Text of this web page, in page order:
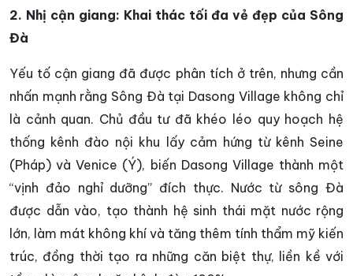
2. Nhị cận giang: Khai thác tối đa vẻ đẹp của Sông
Đà
Yếu tố cận giang đã được phân tích ở trên, nhưng cần
nhấn mạnh rằng Sông Đà tại Dasong Village không chỉ
là cảnh quan. Chủ đầu tư đã khéo léo quy hoạch hệ
thống kênh đào nội khu lấy cảm hứng từ kênh Seine
(Pháp) và Venice (Ý), biến Dasong Village thành một
“vịnh đảo nghỉ dưỡng” đích thực. Nước từ sông Đà
được dẫn vào, tạo thành hệ sinh thái mặt nước rộng
lớn, làm mát không khí và tăng thêm tính thẩm mỹ kiến
trúc, đồng thời tạo ra những căn biệt thự, liền kề với